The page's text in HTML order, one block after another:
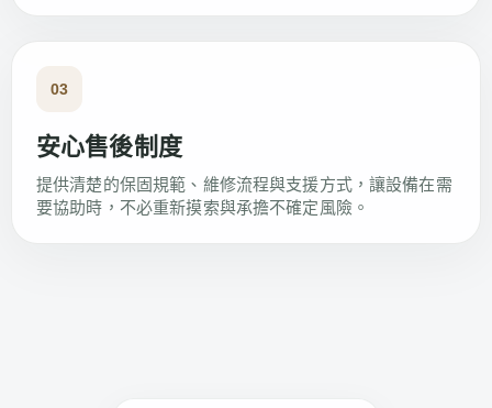
03
安心售後制度
提供清楚的保固規範、維修流程與支援方式，讓設備在需
要協助時，不必重新摸索與承擔不確定風險。